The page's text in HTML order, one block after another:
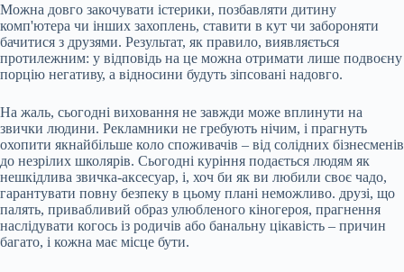
Можна довго закочувати істерики, позбавляти дитину
комп'ютера чи інших захоплень, ставити в кут чи забороняти
бачитися з друзями. Результат, як правило, виявляється
протилежним: у відповідь на це можна отримати лише подвоєну
порцію негативу, а відносини будуть зіпсовані надовго.
На жаль, сьогодні виховання не завжди може вплинути на
звички людини. Рекламники не гребують нічим, і прагнуть
охопити якнайбільше коло споживачів – від солідних бізнесменів
до незрілих школярів. Сьогодні куріння подається людям як
нешкідлива звичка-аксесуар, і, хоч би як ви любили своє чадо,
гарантувати повну безпеку в цьому плані неможливо. друзі, що
палять, привабливий образ улюбленого кіногероя, прагнення
наслідувати когось із родичів або банальну цікавість – причин
багато, і кожна має місце бути.